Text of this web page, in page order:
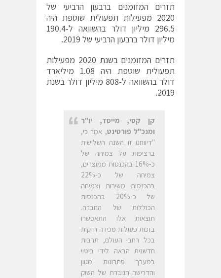
תזרים המזומנים ברבעון הרביעי של
2020 מפעילות תפעולית שוטפת היה
296.5 מיליון דולר בהשוואה ל-190.4
מיליון דולר ברבעון הרביעי של 2019.
תזרים המזומנים בשנת 2020 מפעילות
תפעולית שוטפת היה 1.08 מיליארד
דולר בהשוואה ל-808 מיליון דולר בשנת
2019.
קן קסי, מייסד, יו"ר
ומנכ"ל פורטינט, אמר כי,
"דיווחנו זו השנה השלישית
ברציפות על צמיחה של
כ-16% בהכנסות ממוצרים,
צמיחה של כ-22%
בהכנסות משירות וצמיחה
של כ-20% בהכנסות
הכוללות של החברה.
תוצאות אלו התאפשרו
בזכות פעולות מכירה חזקות
בכל רחבי העולם, תרבות
חדשנית הבאה לידי ביטוי
במערך פתרונות מגוון
והדרישה הגוברת של השוק